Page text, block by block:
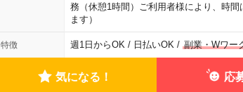
務（休憩1時間）ご利用者様により、時
ます）
特徴 週1日からOK / 日払いOK / 副業・Wワー
気になる！ 応